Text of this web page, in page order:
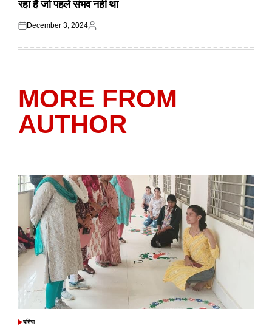
रहा है जो पहले संभव नहीं था
Posted
December 3, 2024
Posted
MORE FROM
AUTHOR
POSTED
दतिया